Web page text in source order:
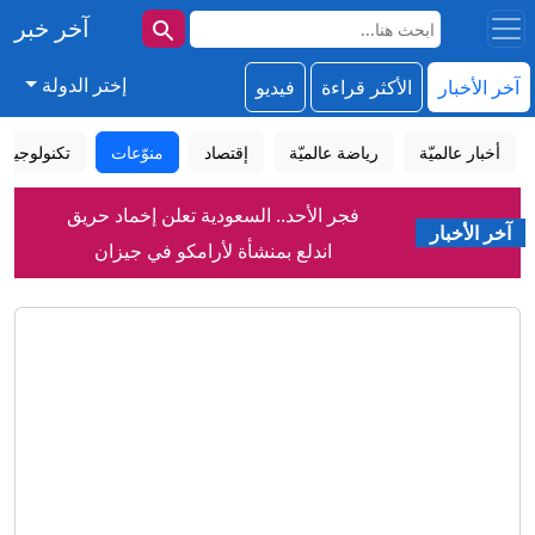
آخر خبر
آخر الأخبار الأكثر قراءة فيديو إختر الدولة
أخبار عالميّة رياضة عالميّة إقتصاد منوّعات تكنولوجيا
آخر الأخبار
فجر الأحد.. السعودية تعلن إخماد حريق
اندلع بمنشأة لأرامكو في جيزان
مباشر - حرب إيران تستنزف مخزون